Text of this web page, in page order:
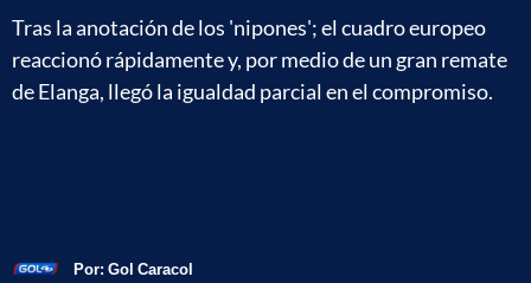
Tras la anotación de los 'nipones'; el cuadro europeo
reaccionó rápidamente y, por medio de un gran remate
de Elanga, llegó la igualdad parcial en el compromiso.
Por: Gol Caracol